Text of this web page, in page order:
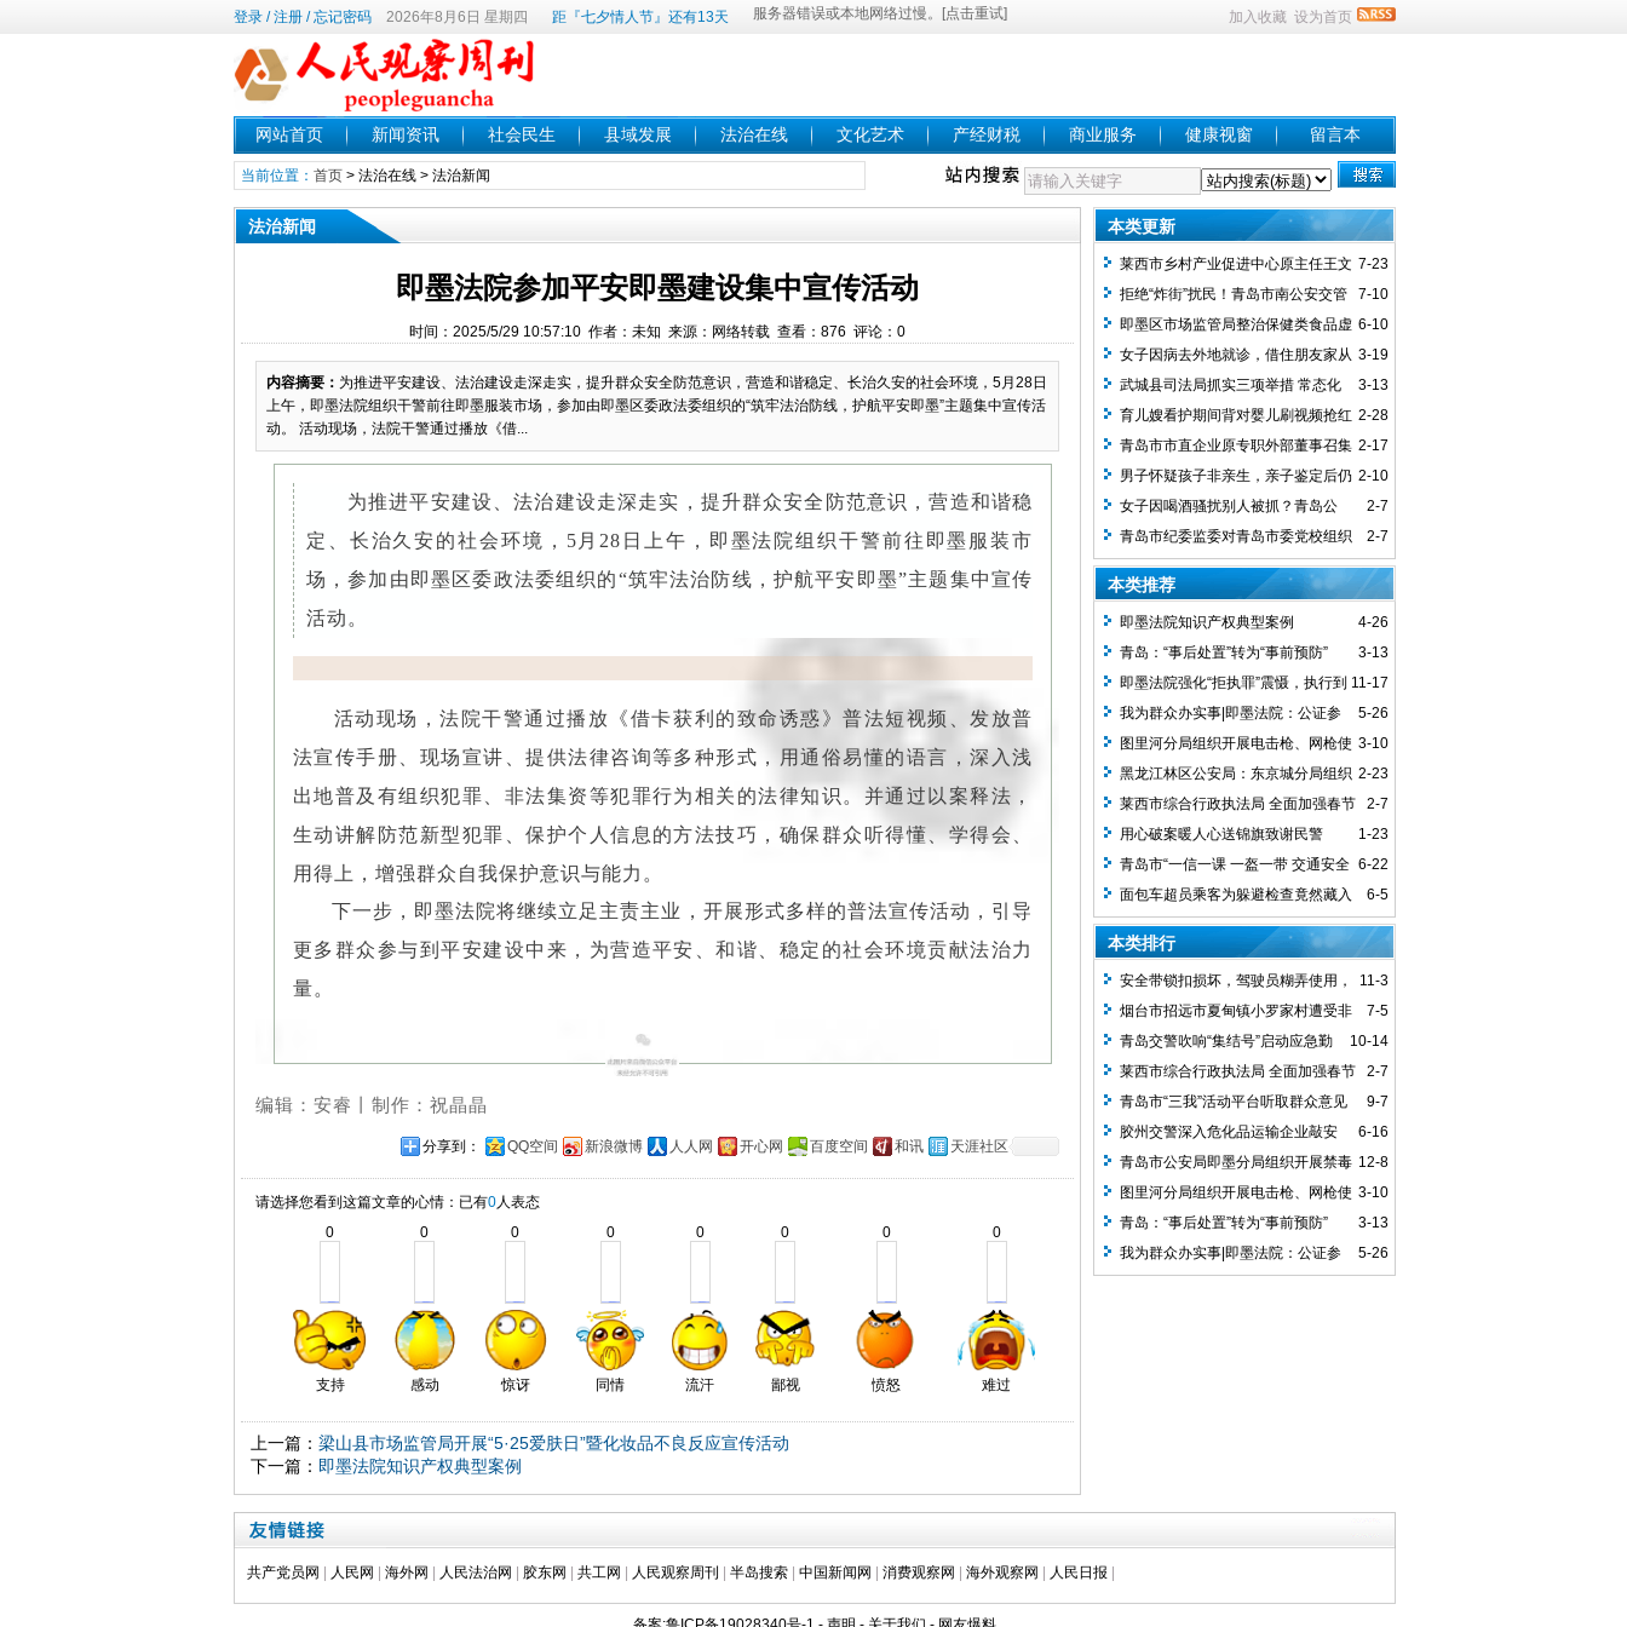
登录/注册/忘记密码 2026年8月6日 星期四 距『七夕情人节』还有13天 加入收藏 设为首页
网站首页 新闻资讯 社会民生 县域发展 法治在线 文化艺术 产经财税 商业服务 健康视窗 留言本
当前位置： 首页> 法治在线> 法治新闻
法治新闻
即墨法院参加平安即墨建设集中宣传活动
时间：2025/5/29 10:57:10 作者：未知 来源：网络转载 查看：876 评论：0
内容摘要： 为推进平安建设、法治建设走深走实，提升群众安全防范意识，营造和谐稳定、长治久安的社会环境，5月28日
上午，即墨法院组织干警前往即墨服装市场，参加由即墨区委政法委组织的“筑牢法治防线，护航平安即墨”主题集中宣传活
动。 活动现场，法院干警通过播放《借...
为推进平安建设、法治建设走深走实，提升群众安全防范意识，营造和谐稳
定、长治久安的社会环境，5月28日上午，即墨法院组织干警前往即墨服装市
场，参加由即墨区委政法委组织的“筑牢法治防线，护航平安即墨”主题集中宣传
活动。
活动现场，法院干警通过播放《借卡获利的致命诱惑》普法短视频、发放普
法宣传手册、现场宣讲、提供法律咨询等多种形式，用通俗易懂的语言，深入浅
出地普及有组织犯罪、非法集资等犯罪行为相关的法律知识。并通过以案释法，
生动讲解防范新型犯罪、保护个人信息的方法技巧，确保群众听得懂、学得会、
用得上，增强群众自我保护意识与能力。
下一步，即墨法院将继续立足主责主业，开展形式多样的普法宣传活动，引导
更多群众参与到平安建设中来，为营造平安、和谐、稳定的社会环境贡献法治力
量。
编辑：安睿丨制作：祝晶晶
分享到： QQ空间 新浪微博 人人网 开心网 百度空间 和讯 天涯社区
请选择您看到这篇文章的心情：已有0人表态
0
支持
0
感动
0
惊讶
0
同情
0
流汗
0
鄙视
0
愤怒
0
难过
上一篇： 梁山县市场监管局开展“5·25爱肤日”暨化妆品不良反应宣传活动
下一篇： 即墨法院知识产权典型案例
本类更新
7-23
莱西市乡村产业促进中心原主任王文
波严重违纪违法被开除党籍和公职
7-10
拒绝“炸街”扰民！青岛市南公安交管
大队连查两辆非法改装
6-10
即墨区市场监管局整治保健类食品虚
假宣传守护老年人消费安全
3-19
女子因病去外地就诊，借住朋友家从
上铺摔伤，向朋友索要医药费！法院判了
→
3-13
武城县司法局抓实三项举措 常态化
开展执法证件清理规范
2-28
育儿嫂看护期间背对婴儿刷视频抢红
包，约半小时后发现其面部朝下嘴唇发
紫，送医抢救无效死亡；家属起诉，法院
一审判赔十余万
2-17
青岛市市直企业原专职外部董事召集
人张伟严重违纪违法被开除党籍和公职2-10
男子怀疑孩子非亲生，亲子鉴定后仍
要求妻子打胎离婚，公公为安抚儿媳向其
转账650万元，后又起诉要求返还，法院
驳回→
2-7
女子因喝酒骚扰别人被抓？青岛公
安：造谣者被行政拘留5日2
2-7
青岛市纪委监委对青岛市委党校组织
人事部原主任黄方曜严重违纪违法问题进
行了立案审查调查
本类推荐
4-26
即墨法院知识产权典型案例
3-13
青岛：“事后处置”转为“事前预防”
11-17
即墨法院强化“拒执罪”震慑，执行到
位1300余万元案款
5-26
我为群众办实事|即墨法院：公证参
与调解 矛盾止于诉前
3-10
图里河分局组织开展电击枪、网枪使
用培训
2-23
黑龙江林区公安局：东京城分局组织
开展冬季整训体能测试
2-7
莱西市综合行政执法局 全面加强春节
假期文化市场执法检查
1-23
用心破案暖人心送锦旗致谢民警
6-22
青岛市“一信一课 一盔一带 交通安全
宣讲美丽乡村行”活动启动
6-5
面包车超员乘客为躲避检查竟然藏入
树林
本类排行
11-3
安全带锁扣损坏，驾驶员糊弄使用，
交警及时纠正消隐患
7-5
烟台市招远市夏甸镇小罗家村遭受非
法挖矿侵扰
10-14
青岛交警吹响“集结号”启动应急勤
务全力疏堵保畅护送核酸检测车辆
2-7
莱西市综合行政执法局 全面加强春节
假期文化市场执法检查
9-7
青岛市“三我”活动平台听取群众意见
6-16
胶州交警深入危化品运输企业敲安
全“警种”
12-8
青岛市公安局即墨分局组织开展禁毒
宣传“进景区”宣传活动
3-10
图里河分局组织开展电击枪、网枪使
用培训
3-13
青岛：“事后处置”转为“事前预防”
5-26
我为群众办实事|即墨法院：公证参
共产党员网 人民网 海外网 人民法治网 胶东网 共工网 人民观察周刊 半岛搜索 中国新闻网 消费观察网 海外观察网 人民日报